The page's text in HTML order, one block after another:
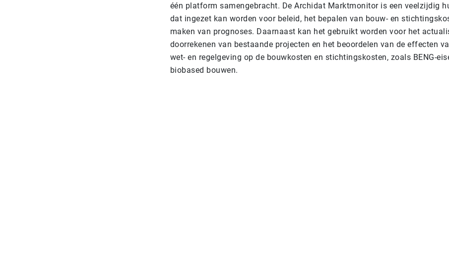
één platform samengebracht. De Archidat Marktmonitor is een veelzijdig
dat ingezet kan worden voor beleid, het bepalen van bouw- en
maken van prognoses. Daarnaast kan het gebruikt worden voor het
doorrekenen van bestaande projecten en het beoordelen van de effecten
wet- en regelgeving op de bouwkosten en stichtingskosten, zoals BENG-
biobased bouwen.